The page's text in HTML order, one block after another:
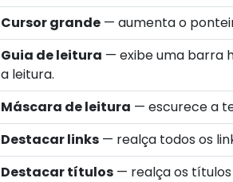
Cursor grande — aumenta o
Guia de leitura — exibe uma barra
a leitura.
Máscara de leitura — escurece a
Destacar links — realça todos os
Destacar títulos — realça os